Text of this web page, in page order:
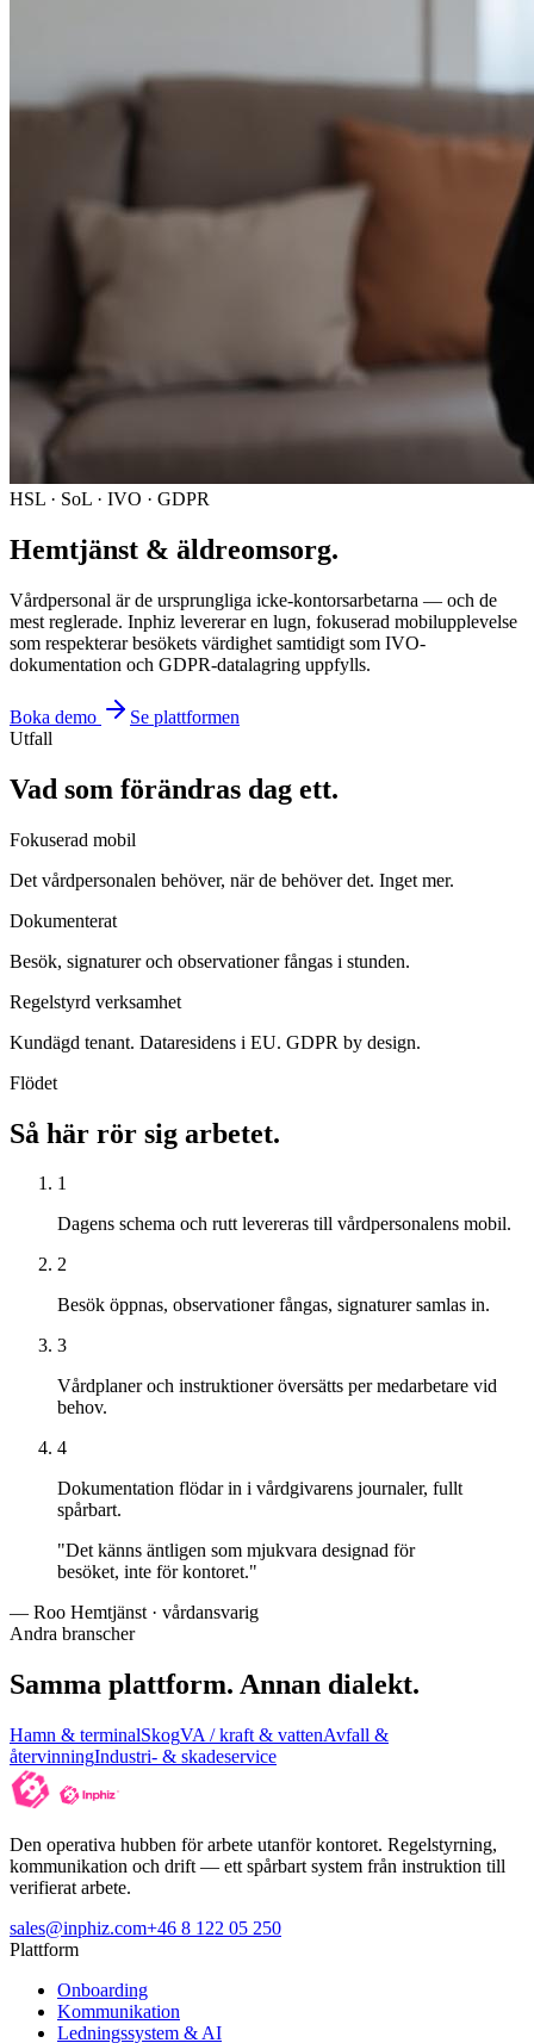
HSL · SoL · IVO · GDPR
Hemtjänst & äldreomsorg.
Vårdpersonal är de ursprungliga icke-kontorsarbetarna — och de
mest reglerade. Inphiz levererar en lugn, fokuserad mobilupplevelse
som respekterar besökets värdighet samtidigt som IVO-
dokumentation och GDPR-datalagring uppfylls.
Boka demo
Se plattformen
Utfall
Vad som förändras dag ett.
Fokuserad mobil
Det vårdpersonalen behöver, när de behöver det. Inget mer.
Dokumenterat
Besök, signaturer och observationer fångas i stunden.
Regelstyrd verksamhet
Kundägd tenant. Dataresidens i EU. GDPR by design.
Flödet
Så här rör sig arbetet.
1
Dagens schema och rutt levereras till vårdpersonalens mobil.
2
Besök öppnas, observationer fångas, signaturer samlas in.
3
Vårdplaner och instruktioner översätts per medarbetare vid
behov.
4
Dokumentation flödar in i vårdgivarens journaler, fullt
spårbart.
"Det känns äntligen som mjukvara designad för
besöket, inte för kontoret."
— Roo Hemtjänst · vårdansvarig
Andra branscher
Samma plattform. Annan dialekt.
Hamn & terminalSkogVA / kraft & vattenAvfall &
återvinningIndustri- & skadeservice
Den operativa hubben för arbete utanför kontoret. Regelstyrning,
kommunikation och drift — ett spårbart system från instruktion till
verifierat arbete.
sales@inphiz.com+46 8 122 05 250
Plattform
Onboarding
Kommunikation
Ledningssystem & AI